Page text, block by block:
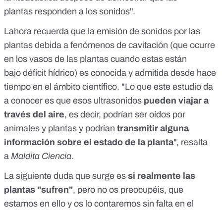
plantas responden a los sonidos".
Lahora recuerda que la emisión de sonidos por las
plantas debida a fenómenos de cavitación (que ocurre
en los vasos de las plantas cuando estas están
bajo déficit hídrico) es conocida y admitida desde hace
tiempo en el ámbito científico. "Lo que este estudio da
a conocer es que esos ultrasonidos pueden viajar a
través del aire, es decir, podrían ser oídos por
animales y plantas y podrían transmitir alguna
información sobre el estado de la planta", resalta
a Maldita Ciencia.
La siguiente duda que surge es si realmente las
plantas "sufren", pero no os preocupéis, que
estamos en ello y os lo contaremos sin falta en el